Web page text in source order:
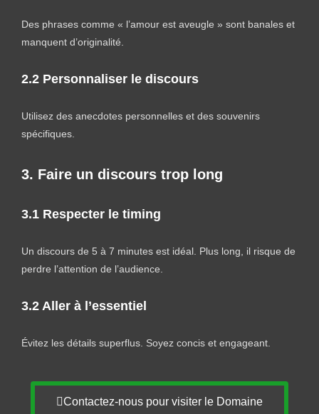
Des phrases comme « l’amour est aveugle » sont banales et
manquent d’originalité.
2.2 Personnaliser le discours
Utilisez des anecdotes personnelles et des souvenirs
spécifiques.
3. Faire un discours trop long
3.1 Respecter le timing
Un discours de 5 à 7 minutes est idéal. Plus long, il risque de
perdre l’attention de l’audience.
3.2 Aller à l’essentiel
Évitez les détails superflus. Soyez concis et engageant.
Contactez-nous pour visiter le Domaine